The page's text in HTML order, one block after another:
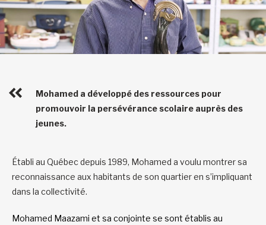
Mohamed a développé des ressources pour
promouvoir la persévérance scolaire auprès des
jeunes.
Établi au Québec depuis 1989, Mohamed a voulu montrer sa
reconnaissance aux habitants de son quartier en s’impliquant
dans la collectivité.
Mohamed Maazami et sa conjointe se sont établis au